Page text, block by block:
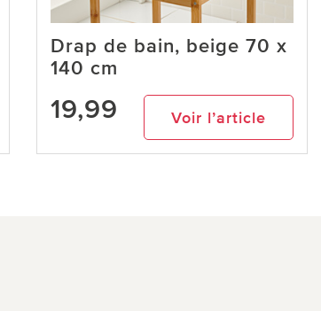
Drap de bain, beige 70 x
140 cm
19,99 Voir l’article